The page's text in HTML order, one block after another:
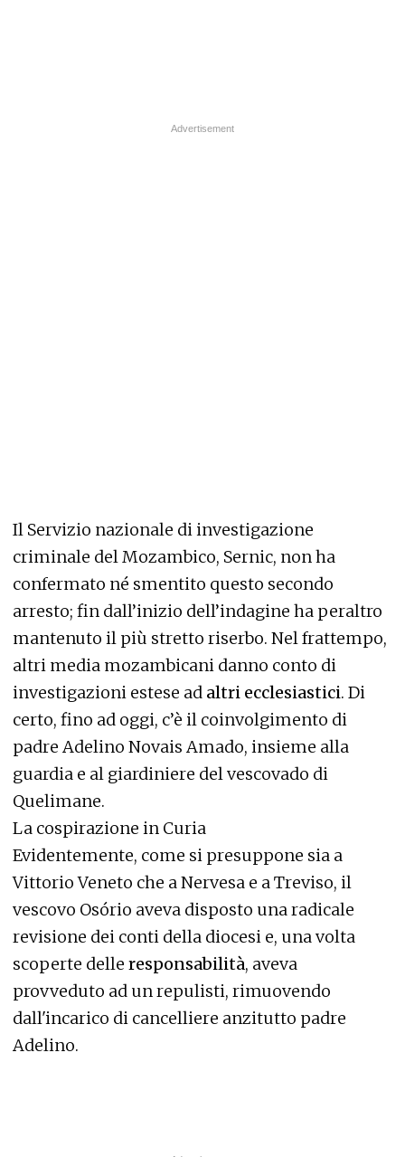
Il Servizio nazionale di investigazione
criminale del Mozambico, Sernic, non ha
confermato né smentito questo secondo
arresto; fin dall’inizio dell’indagine ha peraltro
mantenuto il più stretto riserbo. Nel frattempo,
altri media mozambicani danno conto di
investigazioni estese ad altri ecclesiastici. Di
certo, fino ad oggi, c’è il coinvolgimento di
padre Adelino Novais Amado, insieme alla
guardia e al giardiniere del vescovado di
Quelimane.
La cospirazione in Curia
Evidentemente, come si presuppone sia a
Vittorio Veneto che a Nervesa e a Treviso, il
vescovo Osório aveva disposto una radicale
revisione dei conti della diocesi e, una volta
scoperte delle responsabilità, aveva
provveduto ad un repulisti, rimuovendo
dall'incarico di cancelliere anzitutto padre
Adelino.